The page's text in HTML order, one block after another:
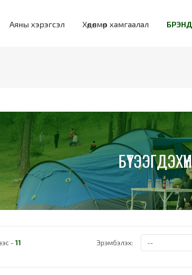
Аяны хэрэгсэл Хөдөлмөр хамгаалал
БҮТЭЭГДЭХҮҮН
-11 Эрэмбэлэх: